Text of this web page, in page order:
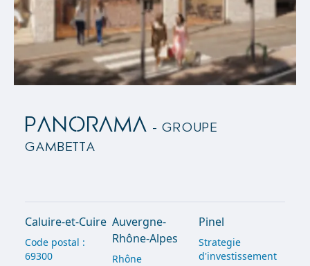
PANORAMA - Groupe
Gambetta
Caluire-et-Cuire
Code postal :
69300
Auvergne-
Rhône-Alpes
Rhône
Pinel
Strategie
d'investissement